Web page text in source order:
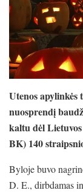
Utenos apylinkės
nuosprendį
kaltu dėl
BK) 140
Byloje buvo
D. E., dirbdamas